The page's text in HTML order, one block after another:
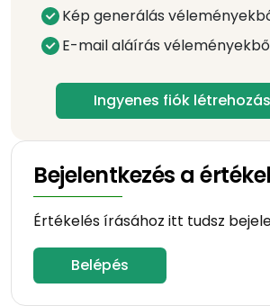
Kép generálás
E-mail aláírás
Ingyenes fiók
Bejelentkezés a
Értékelés írásához itt tudsz
Belépés